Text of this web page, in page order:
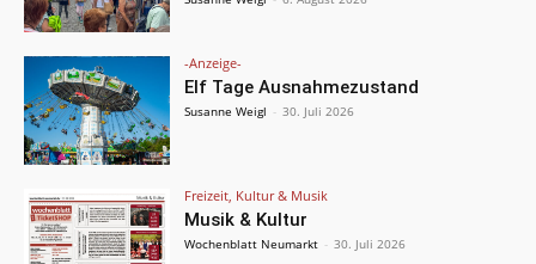
-Anzeige-
Elf Tage Ausnahmezustand
Susanne Weigl - 30. Juli 2026
Freizeit, Kultur & Musik
Musik & Kultur
Wochenblatt Neumarkt - 30. Juli 2026